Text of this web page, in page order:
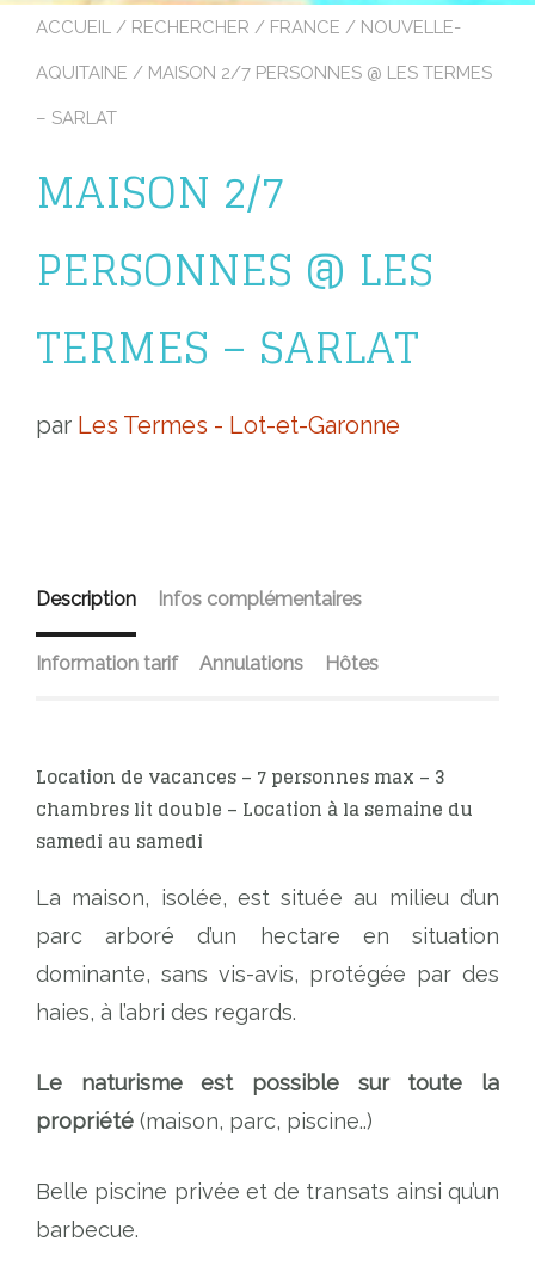
ACCUEIL / RECHERCHER / FRANCE / NOUVELLE-
AQUITAINE / MAISON 2/7 PERSONNES @ LES TERMES
– SARLAT
MAISON 2/7
PERSONNES @ LES
TERMES – SARLAT
par Les Termes - Lot-et-Garonne
Description Infos complémentaires
Information tarif Annulations Hôtes
Location de vacances – 7 personnes max – 3
chambres lit double – Location à la semaine du
samedi au samedi
La maison, isolée, est située au milieu d’un
parc arboré d’un hectare en situation
dominante, sans vis-avis, protégée par des
haies, à l’abri des regards.
Le naturisme est possible sur toute la
propriété (maison, parc, piscine..)
Belle piscine privée et de transats ainsi qu’un
barbecue.